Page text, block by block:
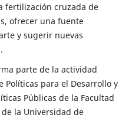
fertilización cruzada de
ofrecer una fuente
y sugerir nuevas
parte de la actividad
para el Desarrollo y
Públicas de la Facultad
la Universidad de